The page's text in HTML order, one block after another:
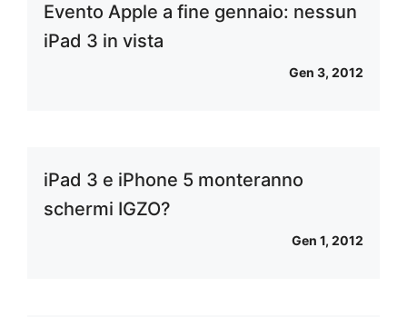
Evento Apple a fine gennaio: nessun
iPad 3 in vista
Gen 3, 2012
iPad 3 e iPhone 5 monteranno
schermi IGZO?
Gen 1, 2012